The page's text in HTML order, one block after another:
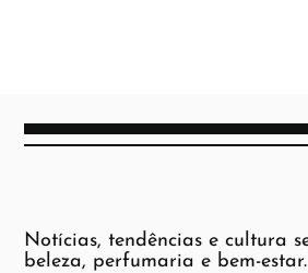
Notícias, tendências e cultura
beleza, perfumaria e bem-estar.